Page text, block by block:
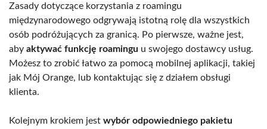
Zasady dotyczące korzystania z roamingu
międzynarodowego odgrywają istotną rolę dla wszystkich
osób podróżujących za granicą. Po pierwsze, ważne jest,
aby aktywać funkcję roamingu u swojego dostawcy usług.
Możesz to zrobić łatwo za pomocą mobilnej aplikacji, takiej
jak Mój Orange, lub kontaktując się z działem obsługi
klienta.
Kolejnym krokiem jest wybór odpowiedniego pakietu